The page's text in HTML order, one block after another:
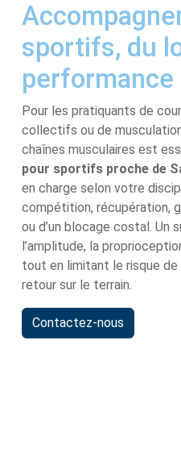
sportifs, du
performance
Pour les pratiquants de
collectifs ou de
chaînes musculaires est
pour sportifs proche de
en charge selon votre
compétition, récupération,
ou d’un blocage costal. Un
l’amplitude, la
tout en limitant le risque
retour sur le terrain.
Contactez-nous